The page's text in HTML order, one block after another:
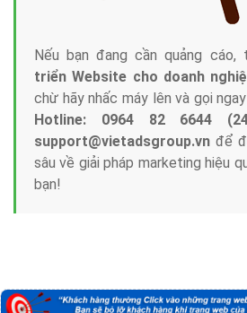
Nếu bạn đang cần quảng cáo,
triển Website cho doanh
chừ hãy nhấc máy lên và gọi
Hotline: 0964 82 6644
support@vietadsgroup.vn để
sâu về giải pháp marketing hiệu
bạn!